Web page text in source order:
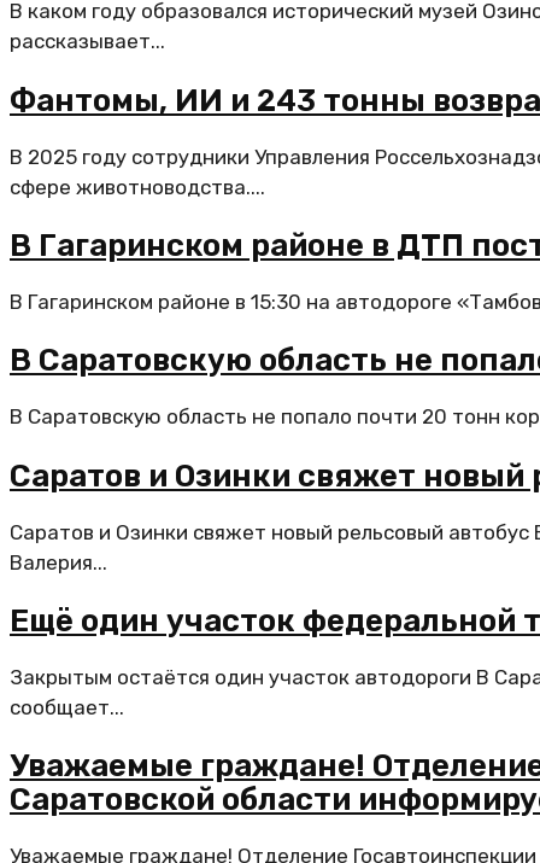
В каком году образовался исторический музей
рассказывает...
Фантомы, ИИ и 243 тонны
В 2025 году сотрудники Управления
сфере животноводства....
В Гагаринском районе в ДТП
В Гагаринском районе в 15:30 на автодороге
В Саратовскую область не
В Саратовскую область не попало почти 20 тонн
Саратов и Озинки свяжет новый
Саратов и Озинки свяжет новый рельсовый
Валерия...
Ещё один участок федеральной
Закрытым остаётся один участок автодороги В
сообщает...
Уважаемые граждане!
Саратовской области
Уважаемые граждане! Отделение